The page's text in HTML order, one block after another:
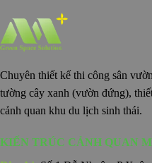
Chuyên thiết kế thi công sân
tường cây xanh (vườn đứng),
cảnh quan khu du lịch sinh thái.
KIẾN TRÚC CẢNH QUAN